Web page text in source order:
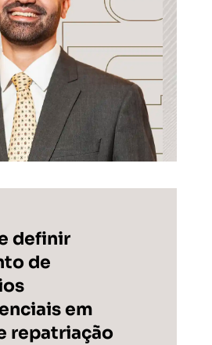
definir
de
em
repatriação